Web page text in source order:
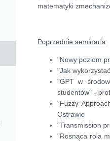
matematyki
Poprzednie seminaria
"Nowy poziom
"Jak
"GPT w
studentów" -
"Fuzzy
Ostrawie
"Transmission
"Rosnąca rola